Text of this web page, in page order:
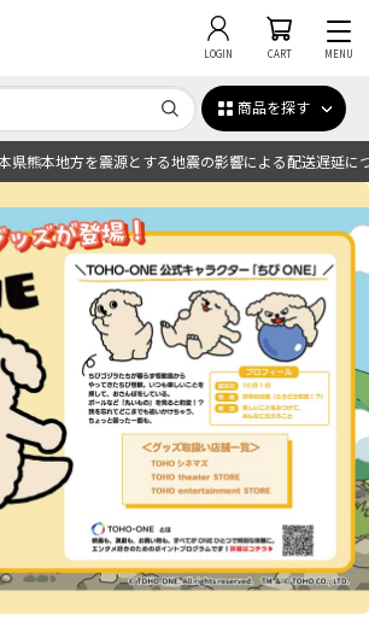
LOGIN CART MENU
商品を探す
県熊本地方を震源とする地震の影響による配送遅延に